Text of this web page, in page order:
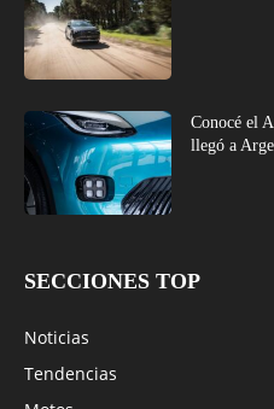
Conocé el
llegó a
SECCIONES TOP
Noticias
Tendencias